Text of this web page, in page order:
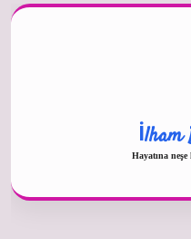
İlham
Hayatına